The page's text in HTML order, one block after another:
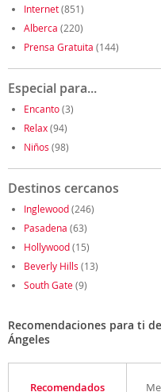
Internet(851)
Alberca (220)
Prensa Gratuita (144)
Especial para...
Encanto(3)
Relax(94)
Niños (98)
Destinos cercanos
Inglewood(246)
Pasadena (63)
Hollywood(15)
Beverly Hills (13)
South Gate(9)
Recomendaciones para ti
Ángeles
Recomendados